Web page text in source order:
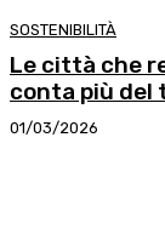
SOSTENIBILITÀ
Le città che
conta più del
01/03/2026